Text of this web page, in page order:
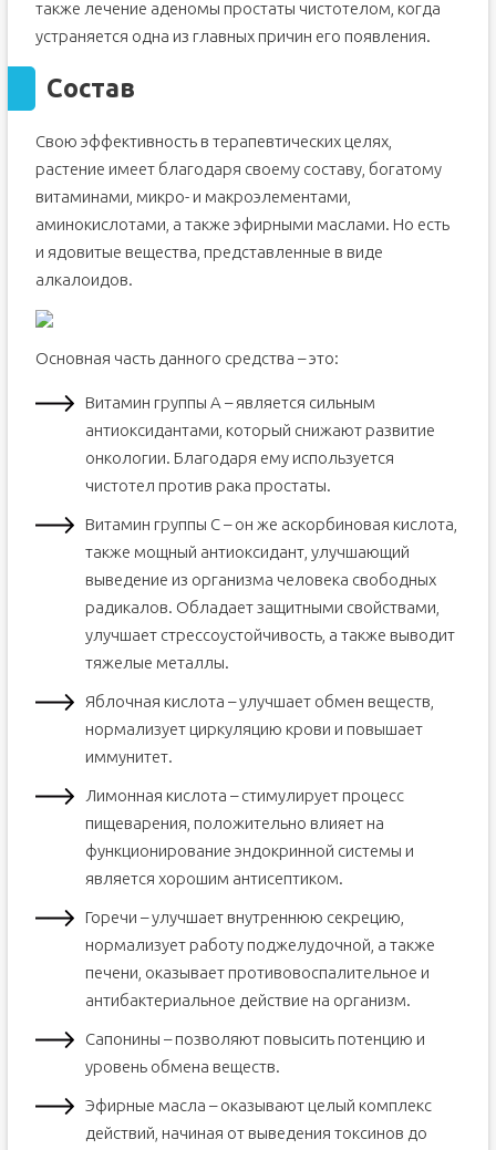
также лечение аденомы простаты чистотелом, когда
устраняется одна из главных причин его появления.
Состав
Свою эффективность в терапевтических целях,
растение имеет благодаря своему составу, богатому
витаминами, микро- и макроэлементами,
аминокислотами, а также эфирными маслами. Но есть
и ядовитые вещества, представленные в виде
алкалоидов.
Основная часть данного средства – это:
Витамин группы А – является сильным
антиоксидантами, который снижают развитие
онкологии. Благодаря ему используется
чистотел против рака простаты.
Витамин группы С – он же аскорбиновая кислота,
также мощный антиоксидант, улучшающий
выведение из организма человека свободных
радикалов. Обладает защитными свойствами,
улучшает стрессоустойчивость, а также выводит
тяжелые металлы.
Яблочная кислота – улучшает обмен веществ,
нормализует циркуляцию крови и повышает
иммунитет.
Лимонная кислота – стимулирует процесс
пищеварения, положительно влияет на
функционирование эндокринной системы и
является хорошим антисептиком.
Горечи – улучшает внутреннюю секрецию,
нормализует работу поджелудочной, а также
печени, оказывает противовоспалительное и
антибактериальное действие на организм.
Сапонины – позволяют повысить потенцию и
уровень обмена веществ.
Эфирные масла – оказывают целый комплекс
действий, начиная от выведения токсинов до